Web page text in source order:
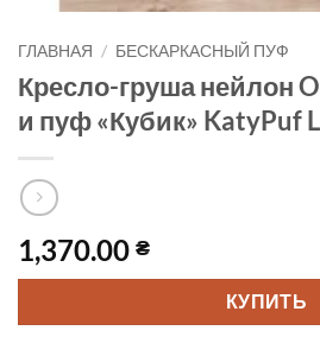
ГЛАВНАЯ / БЕСКАРКАСНЫЙ ПУФ
Кресло-груша нейлон
и пуф «Кубик» KatyPuf
1,370.00 ₴
КУПИТЬ